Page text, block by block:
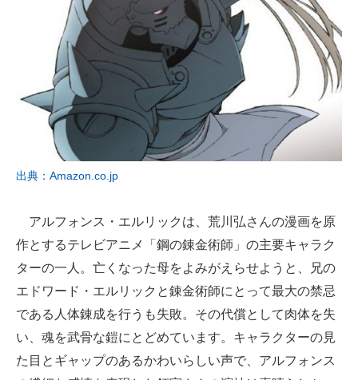
出典：Amazon.co.jp
アルフォンス・エルリックは、荒川弘さんの漫画を原
作とするテレビアニメ「鋼の錬金術師」の主要キャラク
ターの一人。亡くなった母をよみがえらせようと、兄の
エドワード・エルリックと錬金術師にとって最大の禁忌
である人体錬成を行うも失敗。その代償として肉体を失
い、魂を武骨な鎧にとどめています。キャラクターの見
た目とギャップのあるかわいらしい声で、アルフォンス